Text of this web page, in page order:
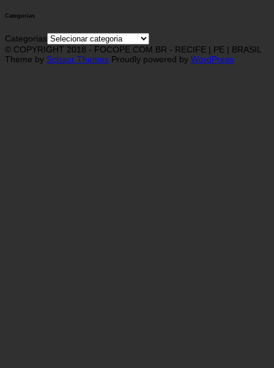
Categorias
Categorias
© COPYRIGHT 2018 - FOCOPE.COM.BR - RECIFE | PE | BRASIL
Theme by Scissor Themes Proudly powered by WordPress